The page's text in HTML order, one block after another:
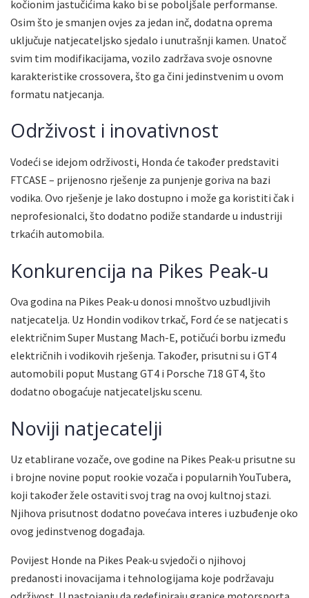
kočionim jastučićima kako bi se poboljšale performanse.
Osim što je smanjen ovjes za jedan inč, dodatna oprema
uključuje natjecateljsko sjedalo i unutrašnji kamen. Unatoč
svim tim modifikacijama, vozilo zadržava svoje osnovne
karakteristike crossovera, što ga čini jedinstvenim u ovom
formatu natjecanja.
Održivost i inovativnost
Vodeći se idejom održivosti, Honda će također predstaviti
FTCASE – prijenosno rješenje za punjenje goriva na bazi
vodika. Ovo rješenje je lako dostupno i može ga koristiti čak i
neprofesionalci, što dodatno podiže standarde u industriji
trkaćih automobila.
Konkurencija na Pikes Peak-u
Ova godina na Pikes Peak-u donosi mnoštvo uzbudljivih
natjecatelja. Uz Hondin vodikov trkač, Ford će se natjecati s
električnim Super Mustang Mach-E, potičući borbu između
električnih i vodikovih rješenja. Također, prisutni su i GT4
automobili poput Mustang GT4 i Porsche 718 GT4, što
dodatno obogaćuje natjecateljsku scenu.
Noviji natjecatelji
Uz etablirane vozače, ove godine na Pikes Peak-u prisutne su
i brojne novine poput rookie vozača i popularnih YouTubera,
koji također žele ostaviti svoj trag na ovoj kultnoj stazi.
Njihova prisutnost dodatno povećava interes i uzbuđenje oko
ovog jedinstvenog događaja.
Povijest Honde na Pikes Peak-u svjedoči o njihovoj
predanosti inovacijama i tehnologijama koje podržavaju